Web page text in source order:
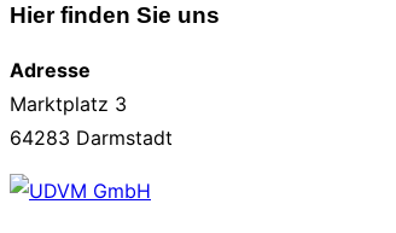
Hier finden Sie uns
Adresse
Marktplatz 3
64283 Darmstadt
Zum